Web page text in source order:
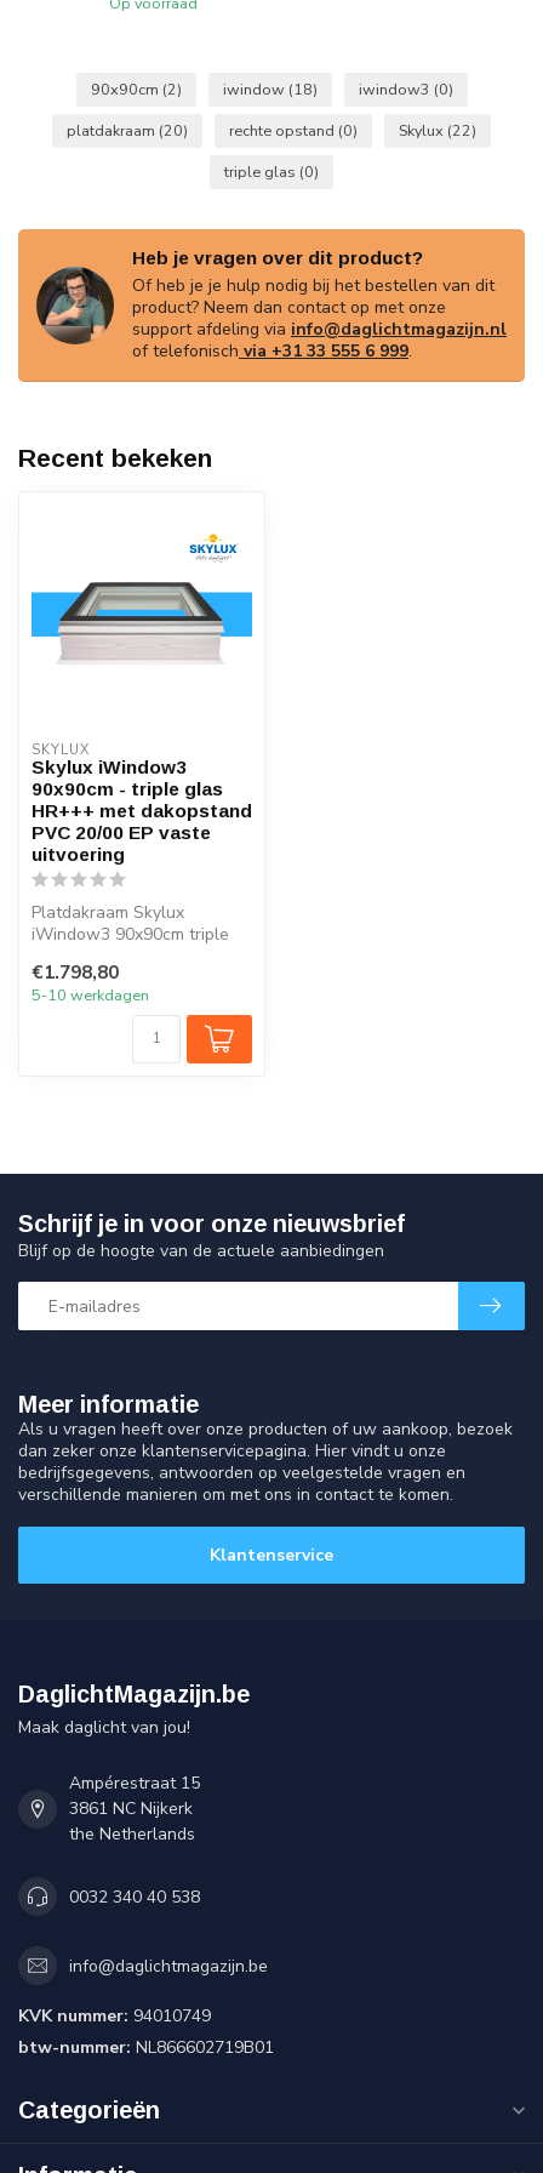
90x90cm (2) iwindow (18) iwindow3 (0)
platdakraam (20) rechte opstand (0) Skylux (22)
triple glas (0)
Heb je vragen over dit product?
Of heb je je hulp nodig bij het bestellen van dit
product? Neem dan contact op met onze
support afdeling via info@daglichtmagazijn.nl
of telefonisch via +31 33 555 6 999.
Recent bekeken
SKYLUX
Skylux iWindow3
90x90cm - triple glas
HR+++ met dakopstand
PVC 20/00 EP vaste
uitvoering
Platdakraam Skylux
iWindow3 90x90cm triple
€1.798,80
5-10 werkdagen
Meer informatie
Als u vragen heeft over onze producten of uw aankoop, bezoek
dan zeker onze klantenservicepagina. Hier vindt u onze
bedrijfsgegevens, antwoorden op veelgestelde vragen en
verschillende manieren om met ons in contact te komen.
Klantenservice
Schrijf je in voor onze nieuwsbrief
Blijf op de hoogte van de actuele aanbiedingen
DaglichtMagazijn.be
Maak daglicht van jou!
Ampérestraat 15
3861 NC Nijkerk
the Netherlands
0032 340 40 538
info@daglichtmagazijn.be
KVK nummer: 94010749
btw-nummer: NL866602719B01
Categorieën